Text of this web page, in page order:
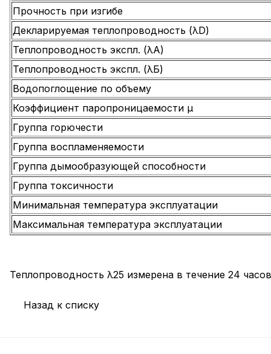
Прочность при изгибе
Декларируемая теплопроводность (λD)
Теплопроводность экспл. (λА)
Теплопроводность экспл. (λБ)
Водопоглощение по объему
Коэффициент паропроницаемости µ
Группа горючести
Группа воспламеняемости
Группа дымообразующей способности
Группа токсичности
Минимальная температура эксплуатации
Максимальная температура эксплуатации
Теплопроводность λ25 измерена в течение 24
Назад к списку